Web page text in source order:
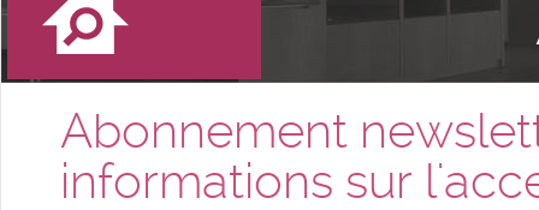
Abonnement
informations sur